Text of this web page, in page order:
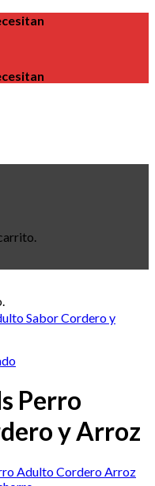
Perro
y Arroz